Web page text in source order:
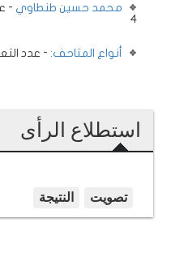
محمد حسين طنطاوي -
4
أنواع المتاحف: - عدد
استطلاع الرأى